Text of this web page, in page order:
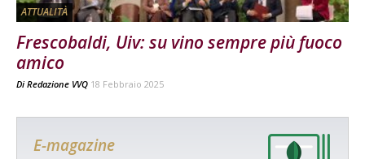
ATTUALITÀ
Frescobaldi, Uiv: su vino sempre più fuoco
amico
Di Redazione VVQ 18 Febbraio 2025
E-magazine